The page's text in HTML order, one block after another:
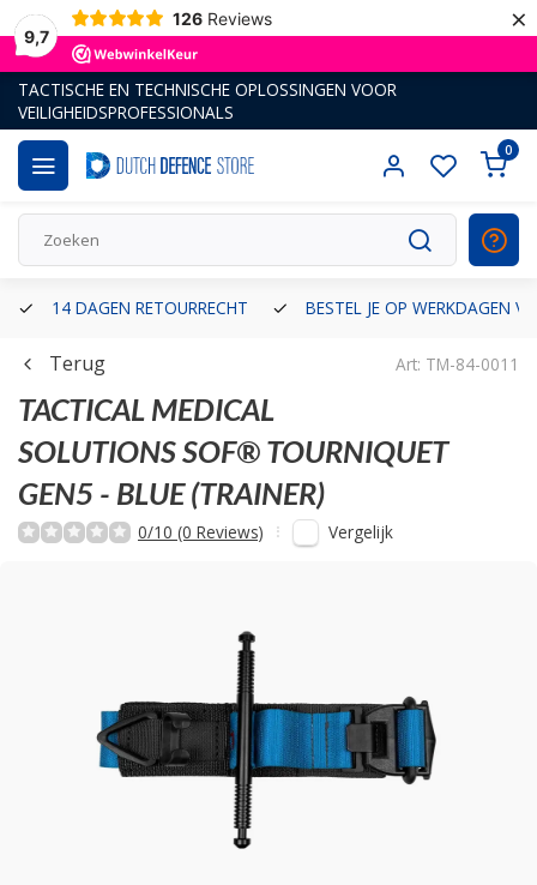
9,7
126 Reviews ×
TACTISCHE EN TECHNISCHE OPLOSSINGEN VOOR
VEILIGHEIDSPROFESSIONALS
0
14 DAGEN RETOURRECHT BESTEL JE OP WERKDAGEN
Terug Art: TM-84-0011
TACTICAL MEDICAL
SOLUTIONSSOF® TOURNIQUET
GEN5 - BLUE (TRAINER)
0/10 (0 Reviews) Vergelijk